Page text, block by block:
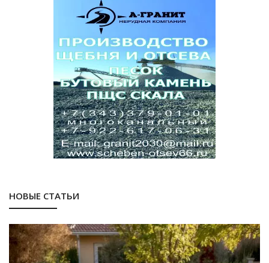
НОВЫЕ СТАТЬИ